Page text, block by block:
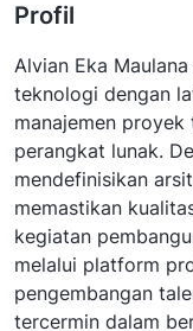
Profil
Alvian Eka
teknologi dengan
manajemen
perangkat lunak.
mendefinisikan
memastikan
kegiatan
melalui platform
pengembangan
tercermin dalam